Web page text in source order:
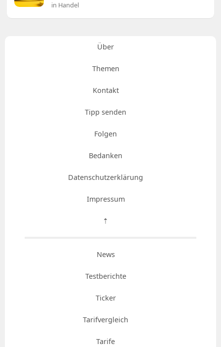
in Handel
Über
Themen
Kontakt
Tipp senden
Folgen
Bedanken
Datenschutzerklärung
Impressum
⇡
News
Testberichte
Ticker
Tarifvergleich
Tarife